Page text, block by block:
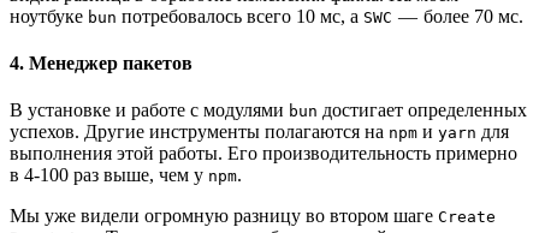
ноутбуке bun потребовалось всего 10 мс, а SWC — более 70 мс.
4. Менеджер пакетов
В установке и работе с модулями bun достигает определенных
успехов. Другие инструменты полагаются на npm и yarn для
выполнения этой работы. Его производительность примерно
в 4-100 раз выше, чем у npm.
Мы уже видели огромную разницу во втором шаге Create